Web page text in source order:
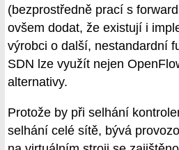
(bezprostředně prací s
ovšem dodat, že existují i
výrobci o další, nestandardní
SDN lze využít nejen
alternativy.
Protože by při selhání
selhání celé sítě, bývá